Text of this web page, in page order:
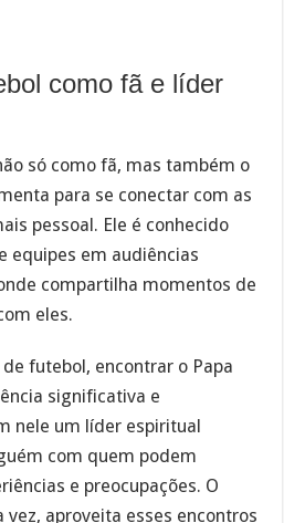
como fã e líder
só como fã, mas também o
para se conectar com as
pessoal. Ele é conhecido
equipes em audiências
compartilha momentos de
eles.
futebol, encontrar o Papa
significativa e
nele um líder espiritual
com quem podem
e preocupações. O
vez, aproveita esses encontros